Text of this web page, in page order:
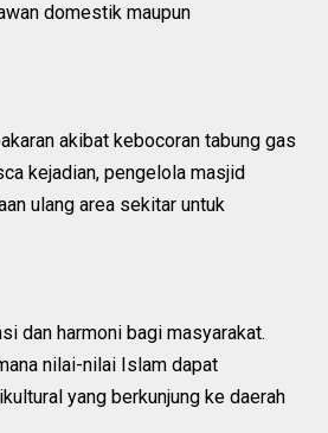
domestik maupun
akibat kebocoran tabung gas
kejadian, pengelola masjid
ulang area sekitar untuk
dan harmoni bagi masyarakat.
nilai-nilai Islam dapat
yang berkunjung ke daerah